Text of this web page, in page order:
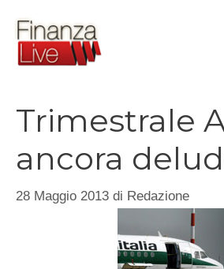
contenuto
Trimestrale
ancora
28 Maggio 2013 di Redazione